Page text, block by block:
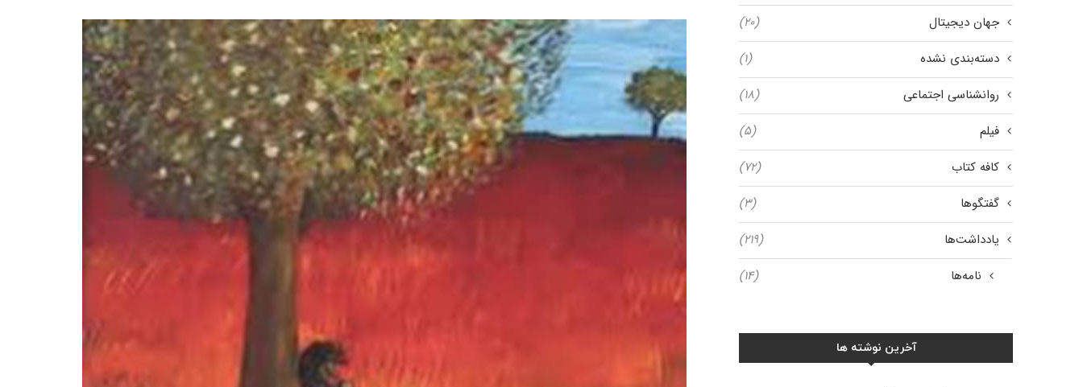
جهان دیجیتال
(۲۰)
دسته‌بندی نشده
(۱)
روانشناسی اجتماعی
(۱۸)
فیلم
(۵)
کافه کتاب
(۷۲)
گفتگوها
(۳)
یادداشت‌ها
(۲۱۹)
نامه‌ها
(۱۴)
آخرین نوشته ها